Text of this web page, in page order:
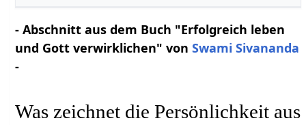
- Abschnitt aus dem Buch "Erfolgreich leben
und Gott verwirklichen" vonSwami Sivananda
-
Was zeichnet die Persönlichkeit aus